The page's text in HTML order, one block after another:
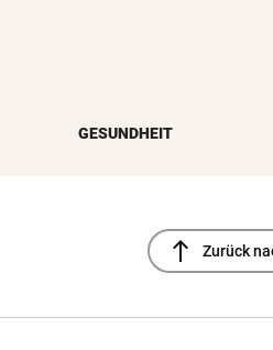
GESUNDHEIT
north Zurück